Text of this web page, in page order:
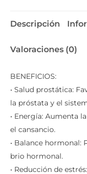
Descripción
Valoraciones (0)
BENEFICIOS:
• Salud prostática:
la próstata y el
• Energía: Aumenta
el cansancio.
• Balance hormonal:
brio hormonal.
• Reducción de